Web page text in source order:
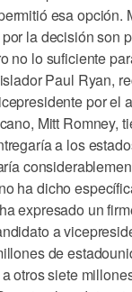
esa opción.
la decisión son
no lo suficiente
Paul Ryan,
por el
Mitt Romney,
a los
ha dicho
expresado un
a
de
otros siete